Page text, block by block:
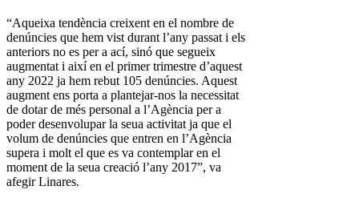
“Aqueixa tendència creixent en el nombre de
denúncies que hem vist durant l’any passat i els
anteriors no es per a ací, sinó que segueix
augmentat i així en el primer trimestre d’aquest
any 2022 ja hem rebut 105 denúncies. Aquest
augment ens porta a plantejar-nos la necessitat
de dotar de més personal a l’Agència per a
poder desenvolupar la seua activitat ja que el
volum de denúncies que entren en l’Agència
supera i molt el que es va contemplar en el
moment de la seua creació l’any 2017”, va
afegir Linares.